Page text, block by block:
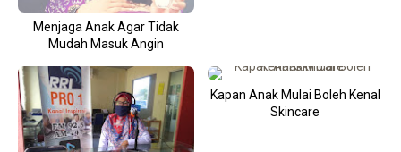
Menjaga Anak Agar Tidak
Mudah Masuk Angin
Kapan Anak Mulai Boleh Kenal
Skincare